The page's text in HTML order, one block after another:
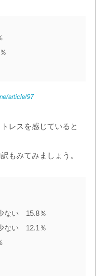
article/97
レスを感じていると
もみてみましょう。
ない 15.8％
ない 12.1％